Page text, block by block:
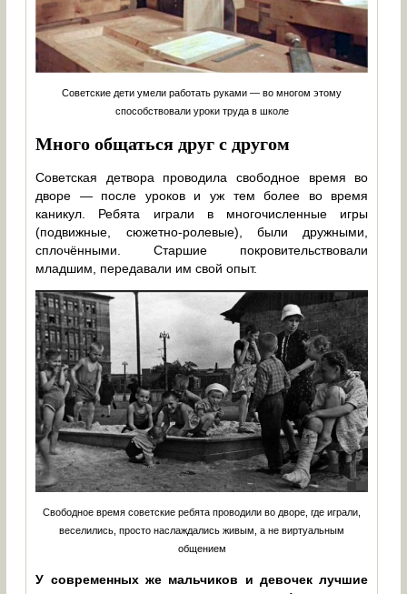
Советские дети умели работать руками — во многом этому
способствовали уроки труда в школе
Много общаться друг с другом
Советская детвора проводила свободное время во
дворе — после уроков и уж тем более во время
каникул. Ребята играли в многочисленные игры
(подвижные, сюжетно-ролевые), были дружными,
сплочёнными. Старшие покровительствовали
младшим, передавали им свой опыт.
Свободное время советские ребята проводили во дворе, где играли,
веселились, просто наслаждались живым, а не виртуальным
общением
У современных же мальчиков и девочек лучшие